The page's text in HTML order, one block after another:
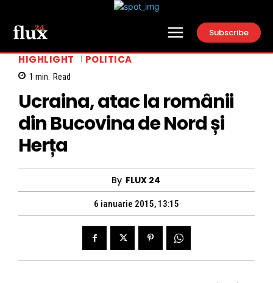
Subscribe
HIGHLIGHT POLITICA
1 min. Read
Ucraina, atac la românii
din Bucovina de Nord și
Herța
By FLUX 24
6 ianuarie 2015, 13:15